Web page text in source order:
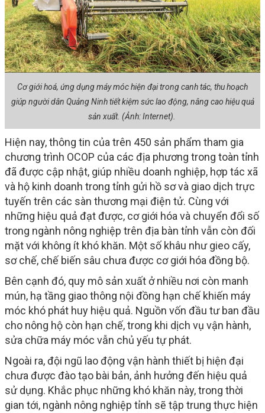
Cơ giới hoá, ứng dụng máy móc hiện đại trong canh tác, thu hoạch
giúp người dân Quảng Ninh tiết kiệm sức lao động, nâng cao hiệu quả
sản xuất. (Ảnh: Internet).
Hiện nay, thông tin của trên 450 sản phẩm tham gia
chương trình OCOP của các địa phương trong toàn tỉnh
đã được cập nhật, giúp nhiều doanh nghiệp, hợp tác xã
và hộ kinh doanh trong tỉnh gửi hồ sơ và giao dịch trực
tuyến trên các sàn thương mại điện tử. Cùng với
những hiệu quả đạt được, cơ giới hóa và chuyển đổi số
trong ngành nông nghiệp trên địa bàn tỉnh vẫn còn đối
mặt với không ít khó khăn. Một số khâu như gieo cấy,
sơ chế, chế biến sâu chưa được cơ giới hóa đồng bộ.
Bên cạnh đó, quy mô sản xuất ở nhiều nơi còn manh
mún, hạ tầng giao thông nội đồng hạn chế khiến máy
móc khó phát huy hiệu quả. Nguồn vốn đầu tư ban đầu
cho nông hộ còn hạn chế, trong khi dịch vụ vận hành,
sửa chữa máy móc vẫn chủ yếu tự phát.
Ngoài ra, đội ngũ lao động vận hành thiết bị hiện đại
chưa được đào tạo bài bản, ảnh hưởng đến hiệu quả
sử dụng. Khắc phục những khó khăn này, trong thời
gian tới, ngành nông nghiệp tỉnh sẽ tập trung thực hiện